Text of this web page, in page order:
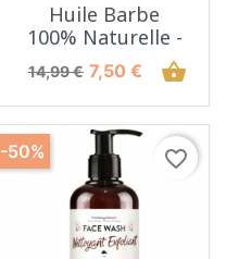
Huile Barbe
100% Naturelle -
Prix de base
14,99 € Prix
7,50 € shopping_basket
favorite_border
-50%